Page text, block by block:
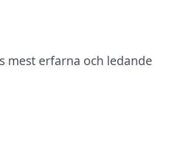
mest erfarna och ledande